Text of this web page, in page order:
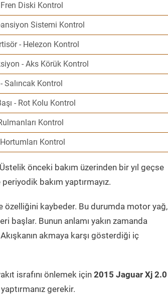
Diski Kontrol
Sistemi Kontrol
- Helezon Kontrol
- Aks Körük Kontrol
Salıncak Kontrol
- Rot Kolu Kontrol
Kontrol
Kontrol
önceki bakım üzerinden bir yıl geçse
bakım yaptırmayız.
özelliğini kaybeder. Bu durumda motor yağ,
Bunun anlamı yakın zamanda
akmaya karşı gösterdiği iç
israfını önlemek için 2015 Jaguar Xj 2.0
gerekir.